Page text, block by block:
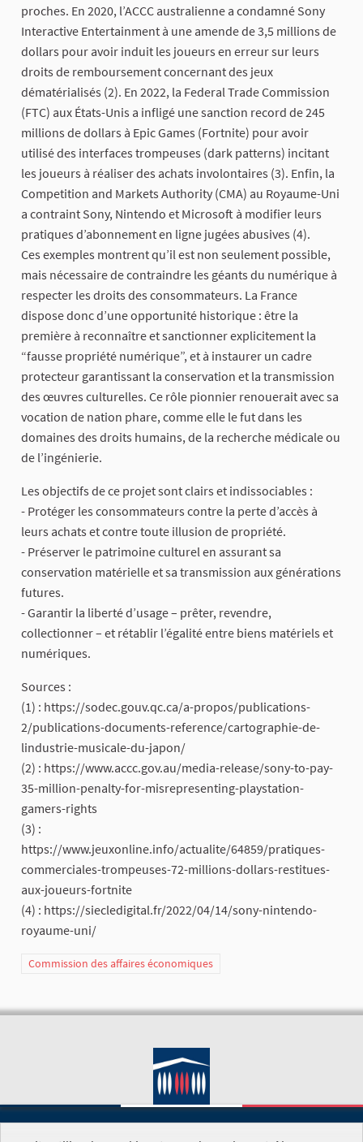
proches. En 2020, l’ACCC australienne a condamné Sony
Interactive Entertainment à une amende de 3,5 millions de
dollars pour avoir induit les joueurs en erreur sur leurs
droits de remboursement concernant des jeux
dématérialisés (2). En 2022, la Federal Trade Commission
(FTC) aux États-Unis a infligé une sanction record de 245
millions de dollars à Epic Games (Fortnite) pour avoir
utilisé des interfaces trompeuses (dark patterns) incitant
les joueurs à réaliser des achats involontaires (3). Enfin, la
Competition and Markets Authority (CMA) au Royaume-Uni
a contraint Sony, Nintendo et Microsoft à modifier leurs
pratiques d’abonnement en ligne jugées abusives (4).
Ces exemples montrent qu’il est non seulement possible,
mais nécessaire de contraindre les géants du numérique à
respecter les droits des consommateurs. La France
dispose donc d’une opportunité historique : être la
première à reconnaître et sanctionner explicitement la
“fausse propriété numérique”, et à instaurer un cadre
protecteur garantissant la conservation et la transmission
des œuvres culturelles. Ce rôle pionnier renouerait avec sa
vocation de nation phare, comme elle le fut dans les
domaines des droits humains, de la recherche médicale ou
de l’ingénierie.
Les objectifs de ce projet sont clairs et indissociables :
- Protéger les consommateurs contre la perte d’accès à
leurs achats et contre toute illusion de propriété.
- Préserver le patrimoine culturel en assurant sa
conservation matérielle et sa transmission aux générations
futures.
- Garantir la liberté d’usage – prêter, revendre,
collectionner – et rétablir l’égalité entre biens matériels et
numériques.
Sources :
(1) : https://sodec.gouv.qc.ca/a-propos/publications-
2/publications-documents-reference/cartographie-de-
lindustrie-musicale-du-japon/
(2) : https://www.accc.gov.au/media-release/sony-to-pay-
35-million-penalty-for-misrepresenting-playstation-
gamers-rights
(3) :
https://www.jeuxonline.info/actualite/64859/pratiques-
commerciales-trompeuses-72-millions-dollars-restitues-
aux-joueurs-fortnite
(4) : https://siecledigital.fr/2022/04/14/sony-nintendo-
royaume-uni/
Commission des affaires économiques